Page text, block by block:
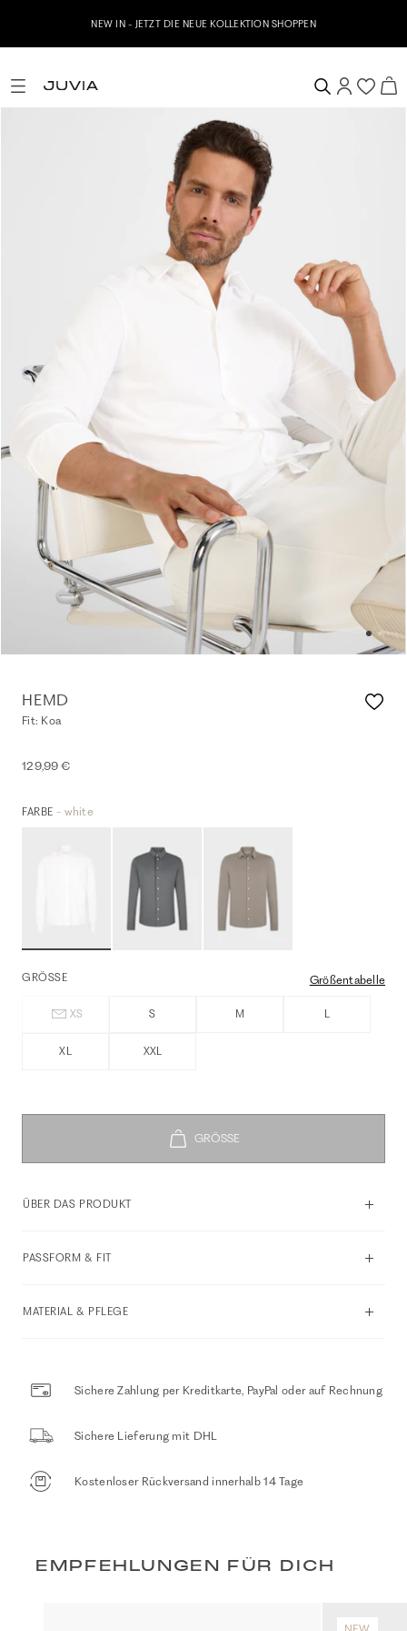
NEW IN - JETZT DIE NEUE KOLLEKTION SHOPPEN
HEMD
Fit: Koa
129,99 €
FARBE - white
GRÖSSE Größentabelle
XS S M L
XL XXL
ÜBER DAS PRODUKT
PASSFORM & FIT
MATERIAL & PFLEGE
Sichere Zahlung per Kreditkarte, PayPal oder auf Rechnung
Sichere Lieferung mit DHL
Kostenloser Rückversand innerhalb 14 Tage
EMPFEHLUNGEN FÜR DICH